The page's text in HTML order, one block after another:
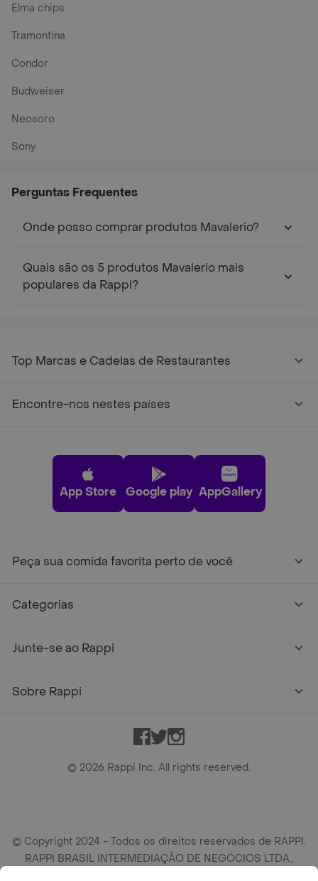
Elma chips
Tramontina
Condor
Budweiser
Neosoro
Sony
Perguntas Frequentes
Onde posso comprar produtos Mavalerio?
Quais são os 5 produtos Mavalerio mais
populares da Rappi?
Top Marcas e Cadeias de Restaurantes
Encontre-nos nestes países
App Store Google play AppGallery
Peça sua comida favorita perto de você
Categorias
Junte-se ao Rappi
Sobre Rappi
Facebook
TwitterInstagram
© 2026 Rappi Inc. All rights reserved.
© Copyright 2024 - Todos os direitos reservados de RAPPI.
RAPPI BRASIL INTERMEDIAÇÃO DE NEGÓCIOS LTDA.,